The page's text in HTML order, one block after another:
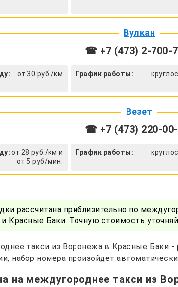
Вулкан
☎ +7 (473) 2-700-
от 30 руб./км График работы:
Везет
☎ +7 (473) 220-
от 28 руб./км и
от 5 руб/мин.
График работы:
рассчитана приблизительно по
Красные Баки. Точную стоимость
такси из Воронежа в Красные Баки
набор номера произойдет
на междугороднее такси из